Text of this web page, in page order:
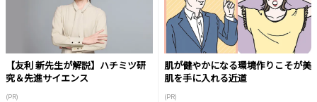
【友利 新先生が解説】ハチミツ研
究＆先進サイエンス
(PR)
肌が健やかになる環境作りこそが美
肌を手に入れる近道
(PR)